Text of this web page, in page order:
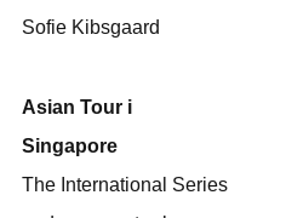
Sofie Kibsgaard
Asian Tour i
Singapore
The International Series